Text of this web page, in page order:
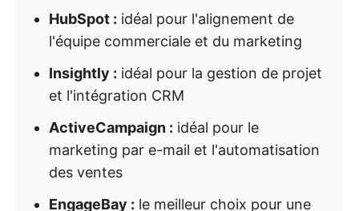
HubSpot : idéal pour l'alignement de
l'équipe commerciale et du marketing
Insightly : idéal pour la gestion de projet
et l'intégration CRM
ActiveCampaign : idéal pour le
marketing par e-mail et l'automatisation
des ventes
EngageBay : le meilleur choix pour une